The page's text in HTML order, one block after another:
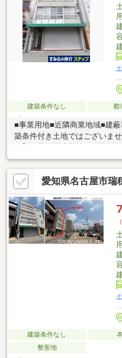
建築条件なし 都
■事業用地■近隣商業地域■建
築条件付き土地ではございま
イオンモール新瑞橋まで約
約340ｍ・セブンイレブン名
穂ヶ丘公園まで約200ｍ
愛知県名古屋市瑞
建築条件なし
整形地